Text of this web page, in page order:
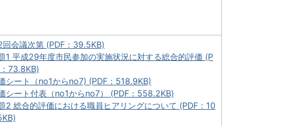
回会議次第 (PDF：39.5KB)
1 平成29年度市民参加の実施状況に対する総合的評価 (P
73.8KB)
シート（no1からno7) (PDF：518.9KB)
シート付表（no1からno7） (PDF：558.2KB)
2 総合的評価における職員ヒアリングについて (PDF：10